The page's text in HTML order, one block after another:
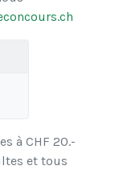
à CHF 20.-
et tous